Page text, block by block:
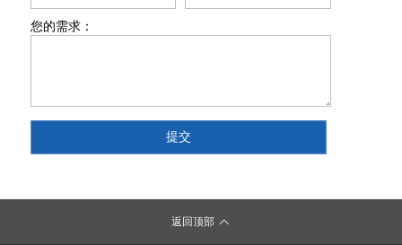
您的需求：
返回顶部